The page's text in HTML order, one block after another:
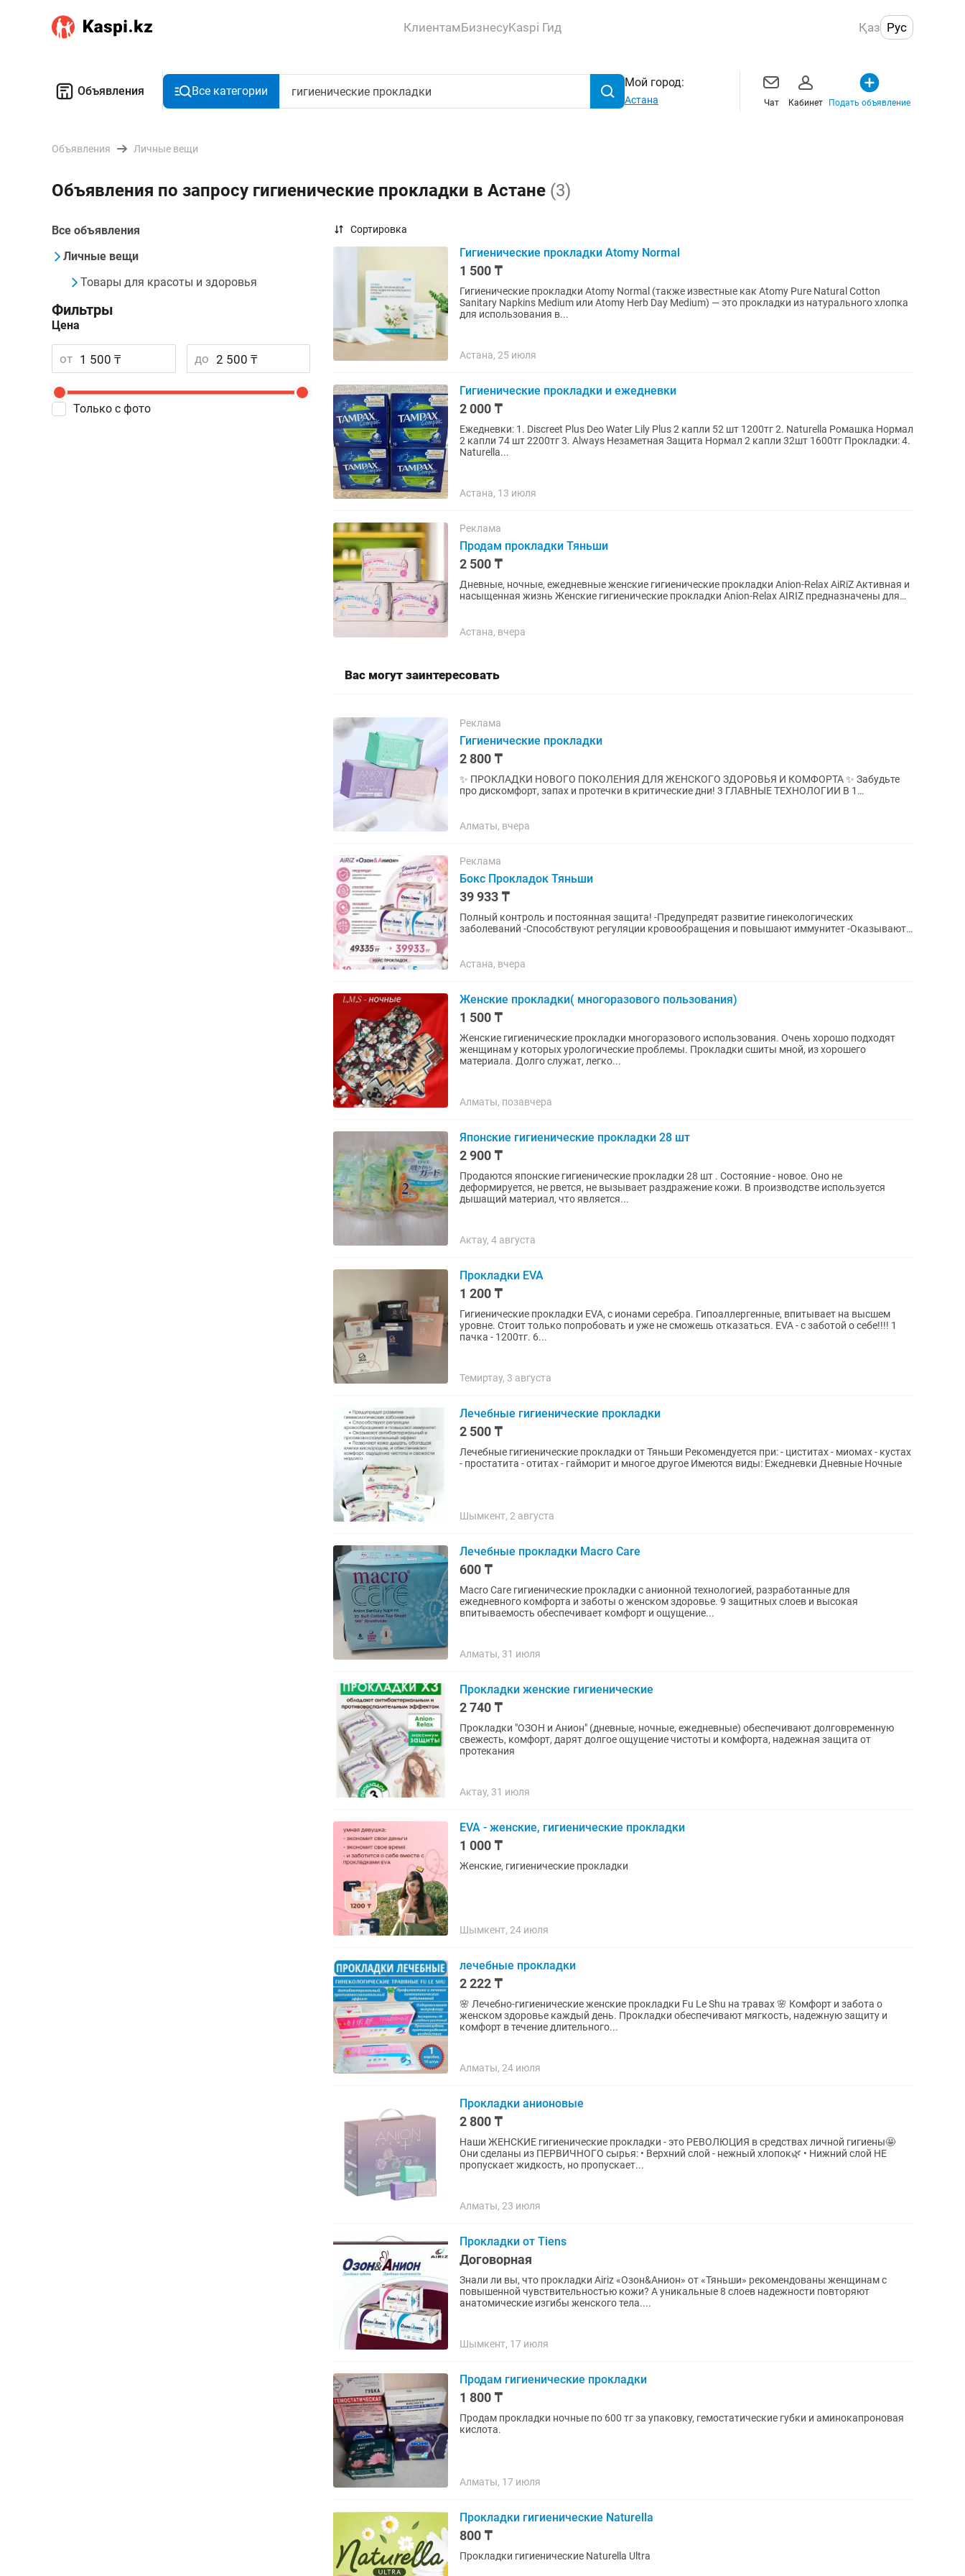
КлиентамБизнесуKaspi Гид Қаз Рус
Объявления Все категории
Мой город:
Астана Чат Кабинет Подать объявление
Объявления Личные вещи
Объявления по запросу гигиенические прокладки в Астане (3)
Все объявления
Личные вещи
Товары для красоты и здоровья
Фильтры
Цена
от до
Только с фото
Сортировка
Гигиенические прокладки Atomy Normal
1 500 ₸
Гигиенические прокладки Atomy Normal (также известные как Atomy Pure Natural Cotton
Sanitary Napkins Medium или Atomy Herb Day Medium) — это прокладки из натурального хлопка
для использования в...
Астана, 25 июля
Гигиенические прокладки и ежедневки
2 000 ₸
Ежедневки: 1. Discreet Plus Deo Water Lily Plus 2 капли 52 шт 1200тг 2. Naturella Ромашка Нормал
2 капли 74 шт 2200тг 3. Always Незаметная Защита Нормал 2 капли 32шт 1600тг Прокладки: 4.
Naturella...
Астана, 13 июля
Реклама
Продам прокладки Тяньши
2 500 ₸
Дневные, ночные, ежедневные женские гигиенические прокладки Anion-Relax AiRiZ Активная и
насыщенная жизнь Женские гигиенические прокладки Anion-Relax AIRIZ предназначены для
Астана, вчера
Вас могут заинтересовать
Реклама
Гигиенические прокладки
2 800 ₸
✨ ПРОКЛАДКИ НОВОГО ПОКОЛЕНИЯ ДЛЯ ЖЕНСКОГО ЗДОРОВЬЯ И КОМФОРТА ✨ Забудьте
про дискомфорт, запах и протечки в критические дни! 3 ГЛАВНЫЕ ТЕХНОЛОГИИ В 1
Алматы, вчера
Реклама
Бокс Прокладок Тяньши
39 933 ₸
Полный контроль и постоянная защита! -Предупредят развитие гинекологических
заболеваний -Способствуют регуляции кровообращения и повышают иммунитет -Оказывают
Астана, вчера
Женские прокладки( многоразового пользования)
1 500 ₸
Женские гигиенические прокладки многоразового использования. Очень хорошо подходят
женщинам у которых урологические проблемы. Прокладки сшиты мной, из хорошего
материала. Долго служат, легко...
Алматы, позавчера
Японские гигиенические прокладки 28 шт
2 900 ₸
Продаются японские гигиенические прокладки 28 шт . Состояние - новое. Оно не
деформируется, не рвется, не вызывает раздражение кожи. В производстве используется
дышащий материал, что является...
Актау, 4 августа
Прокладки EVA
1 200 ₸
Гигиенические прокладки EVA, c ионами серебра. Гипоаллергенные, впитывает на высшем
уровне. Стоит только попробовать и уже не сможешь отказаться. EVA - с заботой о себе!!!! 1
пачка - 1200тг. 6...
Темиртау, 3 августа
Лечебные гигиенические прокладки
2 500 ₸
Лечебные гигиенические прокладки от Тяньши Рекомендуется при: - циститах - миомах - кустах
- простатита - отитах - гайморит и многое другое Имеются виды: Ежедневки Дневные Ночные
Шымкент, 2 августа
Лечебные прокладки Macro Care
600 ₸
Macro Care гигиенические прокладки с анионной технологией, разработанные для
ежедневного комфорта и заботы о женском здоровье. 9 защитных слоев и высокая
впитываемость обеспечивает комфорт и ощущение...
Алматы, 31 июля
Прокладки женские гигиенические
2 740 ₸
Прокладки "ОЗОН и Анион" (дневные, ночные, ежедневные) обеспечивают долговременную
свежесть, комфорт, дарят долгое ощущение чистоты и комфорта, надежная защита от
протекания
Актау, 31 июля
EVA - женские, гигиенические прокладки
1 000 ₸
Женские, гигиенические прокладки
Шымкент, 24 июля
лечебные прокладки
2 222 ₸
🌸 Лечебно-гигиенические женские прокладки Fu Le Shu на травах 🌸 Комфорт и забота о
женском здоровье каждый день. Прокладки обеспечивают мягкость, надежную защиту и
комфорт в течение длительного...
Алматы, 24 июля
Прокладки анионовые
2 800 ₸
Наши ЖЕНСКИЕ гигиенические прокладки - это РЕВОЛЮЦИЯ в средствах личной гигиены🤩
Они сделаны из ПЕРВИЧНОГО сырья: • Верхний слой - нежный хлопок🌿 • Нижний слой НЕ
пропускает жидкость, но пропускает...
Алматы, 23 июля
Прокладки от Tiens
Договорная
Знали ли вы, что прокладки Airiz «Озон&Анион» от «Тяньши» рекомендованы женщинам с
повышенной чувствительностью кожи? А уникальные 8 слоев надежности повторяют
анатомические изгибы женского тела....
Шымкент, 17 июля
Продам гигиенические прокладки
1 800 ₸
Продам прокладки ночные по 600 тг за упаковку, гемостатические губки и аминокапроновая
кислота.
Алматы, 17 июля
Прокладки гигиенические Naturella
800 ₸
Прокладки гигиенические Naturella Ultra